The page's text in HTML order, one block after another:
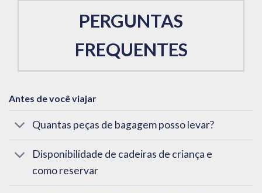
PERGUNTAS
FREQUENTES
Antes de você viajar
Quantas peças de bagagem posso levar?
Disponibilidade de cadeiras de criança e
como reservar